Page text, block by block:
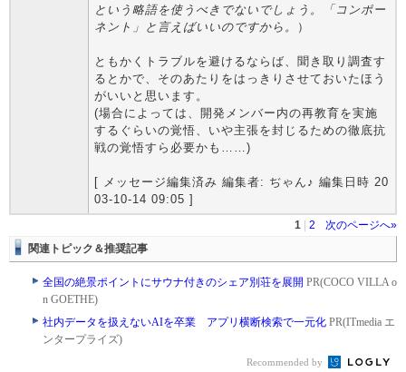
という略語を使うべきでないでしょう。「コンポー
ネント」と言えばいいのですから。
）
ともかくトラブルを避けるならば、聞き取り調査す
るとかで、そのあたりをはっきりさせておいたほう
がいいと思います。
(場合によっては、開発メンバー内の再教育を実施
するぐらいの覚悟、いや主張を封じるための徹底抗
戦の覚悟すら必要かも……)
[ メッセージ編集済み 編集者: ぢゃん♪ 編集日時 20
03-10-14 09:05 ]
1 2
次のページへ»
関連トピック＆推奨記事
全国の絶景ポイントにサウナ付きのシェア別荘を展開 PR(COCO VILLA o
n GOETHE)
社内データを扱えないAIを卒業 アプリ横断検索で一元化 PR(ITmedia エ
ンタープライズ)
Recommended by